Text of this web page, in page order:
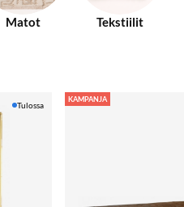
Matot Tekstiilit
Tulossa
KAMPANJA